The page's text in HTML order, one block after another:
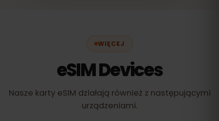
WIĘCEJ
eSIM Devices
Nasze karty eSIM działają również z następującymi
urządzeniami.